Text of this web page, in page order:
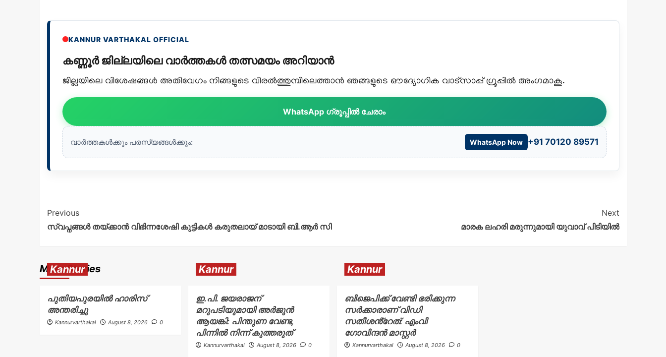
KANNUR VARTHAKAL OFFICIAL
കണ്ണൂർ ജില്ലയിലെ വാർത്തകൾ തത്സമയം അറിയാൻ
ജില്ലയിലെ വിശേഷങ്ങൾ അതിവേഗം നിങ്ങളുടെ വിരൽത്തുമ്പിലെത്താൻ ഞങ്ങളുടെ ഔദ്യോഗിക വാട്സാപ്പ് ഗ്രൂപ്പിൽ അംഗമാകൂ.
WhatsApp ഗ്രൂപ്പിൽ ചേരാം
വാർത്തകൾക്കും പരസ്യങ്ങൾക്കും: WhatsApp Now +91 70120 89571
Previous
സ്വപ്നങ്ങൾ തയ്ക്കാൻ വിഭിന്നശേഷി കുട്ടികൾ കരുതലായ് മാടായി ബി.ആർ സി
Next
മാരക ലഹരി മരുന്നുമായി യുവാവ് പിടിയിൽ
More Stories
Kannur
പുതിയപുരയിൽ ഹാരിസ്
അന്തരിച്ചു
Kannurvarthakal August 8, 2026 0
Kannur
ഇ.പി. ജയരാജന്
മറുപടിയുമായി അർജുൻ
ആയങ്കി: പിന്തുണ വേണ്ട,
പിന്നിൽ നിന്ന് കുത്തരുത്
Kannurvarthakal August 8, 2026 0
Kannur
ബിജെപിക്ക് വേണ്ടി ഭരിക്കുന്ന
സർക്കാരാണ് വിഡി
സതീശൻ്റേത്: എംവി
ഗോവിന്ദൻ മാസ്റ്റർ
Kannurvarthakal August 8, 2026 0